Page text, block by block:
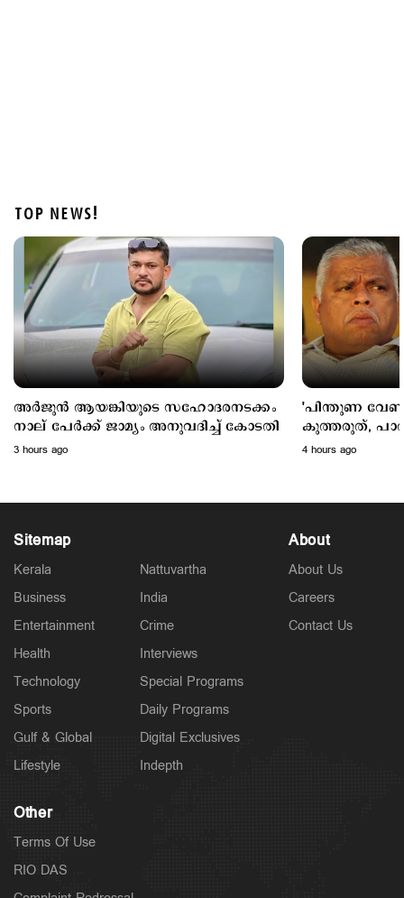
Latest
മൂന്നുവർഷം, 217 ജീവനുകൾ; അപകടക്കെണിയായി
ബെംഗളൂരു–മൈസൂരു എക്സ്പ്രസ് ഹൈവേ
8 hours ago
Latest
അനാദരം; തഹസില്‍ദാരെ സസ്പെന്‍ഡ് ചെയ്യും
10 hours ago
TOP NEWS!
അര്‍ജുന്‍ ആയങ്കിയുടെ സഹോദരനടക്കം
നാല് പേര്‍ക്ക് ജാമ്യം അനുവദിച്ച് കോടതി
3 hours ago
'പിന്തുണ
കുത്തരുത്,
4 hours ago
Sitemap
Kerala
Business
Entertainment
Health
Technology
Sports
Gulf & Global
Lifestyle
Nattuvartha
India
Crime
Interviews
Special Programs
Daily Programs
Digital Exclusives
Indepth
About
About Us
Careers
Contact Us
Other
Terms Of Use
RIO DAS